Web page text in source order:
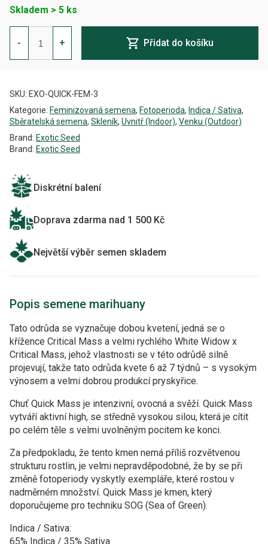
Skladem > 5 ks
-
Quick
Mass
Feminizovaná
množství
+ Přidat do košíku
SKU: EXO-QUICK-FEM-3
Kategorie: Feminizovaná semena, Fotoperioda, Indica / Sativa,
Sběratelská semena, Skleník, Uvnitř (Indoor), Venku (Outdoor)
Brand: Exotic Seed
Brand: Exotic Seed
Diskrétní balení
Doprava zdarma nad 1 500 Kč
Největší výběr semen skladem
Popis semene marihuany
Tato odrůda se vyznačuje dobou kvetení, jedná se o
křížence Critical Mass a velmi rychlého White Widow x
Critical Mass, jehož vlastnosti se v této odrůdě silně
projevují, takže tato odrůda kvete 6 až 7 týdnů – s vysokým
výnosem a velmi dobrou produkcí pryskyřice.
Chuť Quick Mass je intenzivní, ovocná a svěží. Quick Mass
vytváří aktivní high, se středně vysokou silou, která je cítit
po celém těle s velmi uvolněným pocitem ke konci.
Za předpokladu, že tento kmen nemá příliš rozvětvenou
strukturu rostlin, je velmi nepravděpodobné, že by se při
změně fotoperiody vyskytly exempláře, které rostou v
nadměrném množství. Quick Mass je kmen, který
doporučujeme pro techniku SOG (Sea of Green).
Indica / Sativa:
65% Indica / 35% Sativa